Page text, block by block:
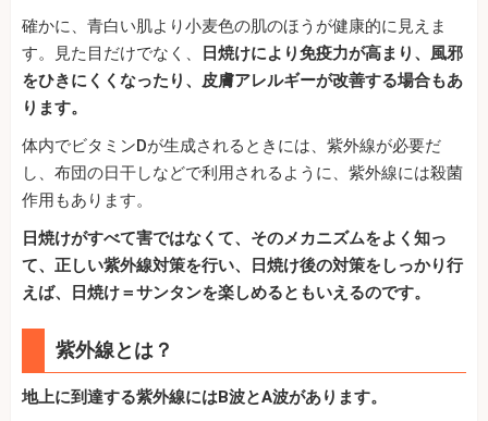
確かに、青白い肌より小麦色の肌のほうが健康的に見えま
す。見た目だけでなく、
日焼けにより免疫力が高まり、風邪
をひきにくくなったり、皮膚アレルギーが改善する場合もあ
ります。
体内でビタミンDが生成されるときには、紫外線が必要だ
し、布団の日干しなどで利用されるように、紫外線には殺菌
作用もあります。
日焼けがすべて害ではなくて、そのメカニズムをよく知っ
て、正しい紫外線対策を行い、日焼け後の対策をしっかり行
えば、日焼け＝サンタンを楽しめるともいえるのです。
紫外線とは？
地上に到達する紫外線にはB波とA波があります。